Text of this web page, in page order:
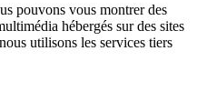
pouvons vous montrer des
hébergés sur des sites
utilisons les services tiers